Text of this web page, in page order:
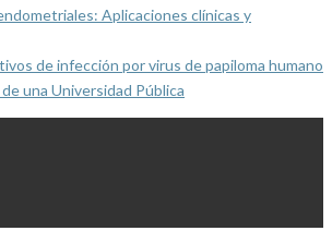
Aplicaciones clínicas y
de infección por virus de papiloma humano
una Universidad Pública